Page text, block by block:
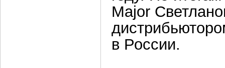
Major
в России.